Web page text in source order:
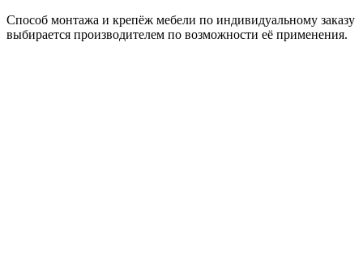
Способ монтажа и крепёж мебели по индивидуальному заказу
выбирается производителем по возможности её применения.